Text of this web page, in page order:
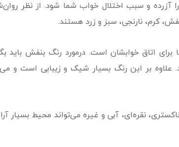
آزرده و سبب اختلال خواب شما شود. از نظر
کرم، نارنجی، سبز و زرد هستند.
برای اتاق خوابشان است. درمورد رنگ بنفش
بر این رنگ بسیار شیک و زیبایی است و
نقره‌ای، آبی و غیره می‌تواند محیط بسیار